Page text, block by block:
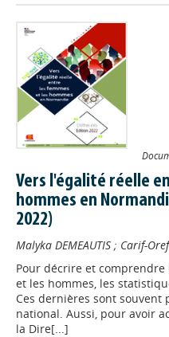
Vers l'égalité réelle
hommes en
2022)
Malyka DEMEAUTIS ; Carif-
Pour décrire et
et les hommes, les
Ces dernières sont
national. Aussi, pour avoir
la Dire[...]